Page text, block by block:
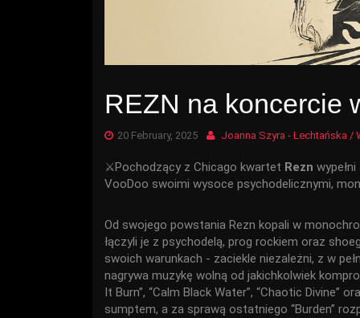
REZN na koncercie
20 February, 2025 Joanna Szyra - Łechtańska /
⚔️Pochodzący z Chicago kwartet Rezn
VooDoo swoimi wysoce psychodelicznymi,
Od swojego powstania Rezn kopali w
łączyli je z psychodelą, prog rockiem oraz
swoich warunkach - zaciekle niezależni, z w
nagrywa muzykę wolną od jakichkolwiek
It Burn”, “Calm Black Water”, “Chaotic Divine”
sumptem, a za sprawą ostatniego “Burden”